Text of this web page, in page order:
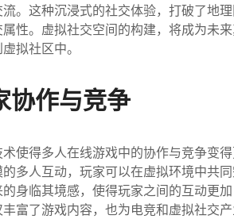
。这种沉浸式的社交体验，打破了地
性。虚拟社交空间的构建，将成为未
拟社区中。
协作与竞争
使得多人在线游戏中的协作与竞争变
多人互动，玩家可以在虚拟环境中共
身临其境感，使得玩家之间的互动更
富了游戏内容，也为电竞和虚拟社交产